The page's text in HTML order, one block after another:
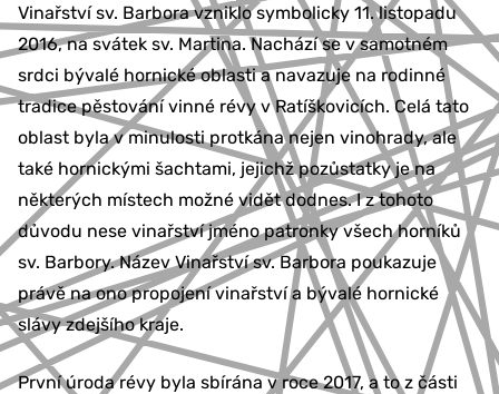
Vinařství sv. Barbora vzniklo symbolicky 11. listopadu
2016, na svátek sv. Martina. Nachází se v samotném
srdci bývalé hornické oblasti a navazuje na rodinné
tradice pěstování vinné révy v Ratíškovicích. Celá tato
oblast byla v minulosti protkána nejen vinohrady, ale
také hornickými šachtami, jejichž pozůstatky je na
některých místech možné vidět dodnes. I z tohoto
důvodu nese vinařství jméno patronky všech horníků
sv. Barbory. Název Vinařství sv. Barbora poukazuje
právě na ono propojení vinařství a bývalé hornické
slávy zdejšího kraje.
První úroda révy byla sbírána v roce 2017, a to z části